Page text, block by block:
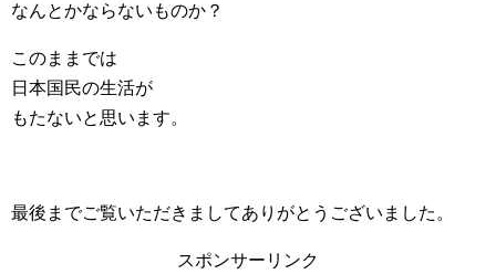
なんとかならないものか？
このままでは
日本国民の生活が
もたないと思います。
最後までご覧いただきましてありがとうございました。
スポンサーリンク